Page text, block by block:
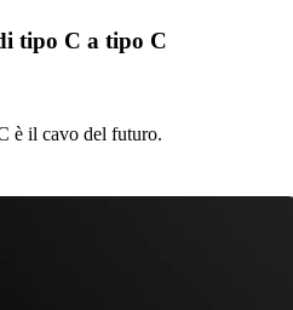
tipo C a tipo C
è il cavo del futuro.